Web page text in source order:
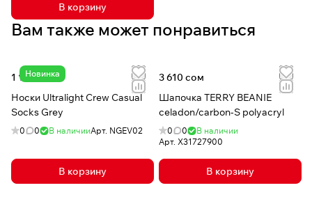
В корзину
Вам также может понравиться
Новинка
1 140 сом
Носки Ultralight Crew Casual
Socks Grey
0 0 В наличииАрт. NGEV02
В корзину
3 610 сом
Шапочка TERRY BEANIE
celadon/carbon-S polyacryl
0 0
В наличии
Арт. X31727900
В корзину